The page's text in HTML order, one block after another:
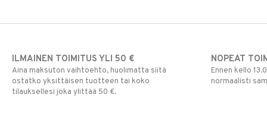
ILMAINEN TOIMITUS YLI 50 €
Aina maksuton vaihtoehto, huolimatta siitä
ostatko yksittäisen tuotteen tai koko
tilauksellesi joka ylittää 50 €.
NOPEAT
Ennen kello
normaalisti